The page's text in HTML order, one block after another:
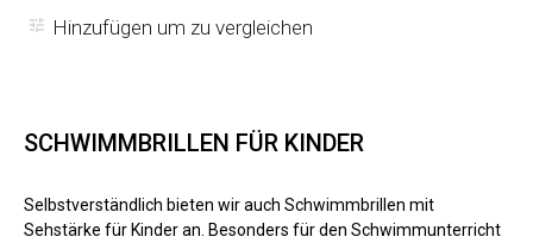
Hinzufügen um zu vergleichen
SCHWIMMBRILLEN FÜR KINDER
Selbstverständlich bieten wir auch Schwimmbrillen mit
Sehstärke für Kinder an. Besonders für den Schwimmunterricht